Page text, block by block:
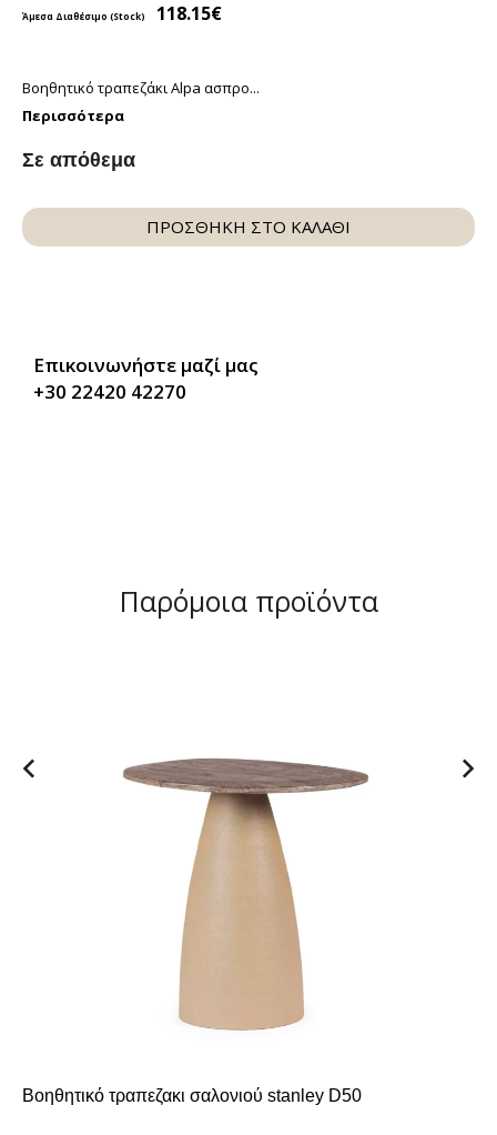
118.15€
Βοηθητικό τραπεζάκι Alpa ασπρο...
Περισσότερα
Σε απόθεμα
ΠΡΟΣΘΗΚΗ ΣΤΟ ΚΑΛΑΘΙ
Επικοινωνήστε μαζί μας
+30 22420 42270
Παρόμοια προϊόντα
Βοηθητικό τραπεζακι σαλονιού stanley D50